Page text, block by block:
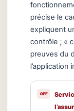
précise le
expliquent
contrôle ; «
preuves du
l’application